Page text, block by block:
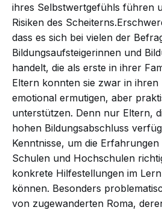
ihres Selbstwertgefühls führen
Risiken des
dass es sich bei vielen der
Bildungsaufsteigerinnen und
handelt, die als erste in ihrer
Eltern konnten sie zwar in
emotional ermutigen, aber
unterstützen. Denn nur Eltern,
hohen Bildungsabschluss
Kenntnisse, um die
Schulen und Hochschulen
konkrete Hilfestellungen im
können. Besonders
von zugewanderten Roma,